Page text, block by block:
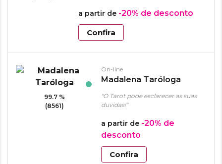
a partir de -20% de desconto
Confira
99.7 %
(8561)
On-line
Madalena Taróloga
"O Tarot pode esclarecer as suas
duvidas!"
a partir de -20% de
desconto
Confira